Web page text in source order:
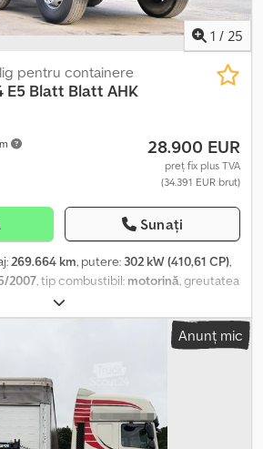
1 / 25
pentru containere
E5 Blatt Blatt AHK
28.900 EUR
preț fix plus TVA
(34.391 EUR brut)
Sunați
269.664 km, putere: 302 kW (410,61 CP),
2007, tip combustibil: motorină, greutatea
maximă de încărcare:
kg, configurație ax:8x4, ampatament:
, cabină șofer:
de locuri:
de bord, cuplaj remorcă,
de viteză, închidere centralizată
cu cârlig abrollkipper Normă de emisii Euro
Anunț mic